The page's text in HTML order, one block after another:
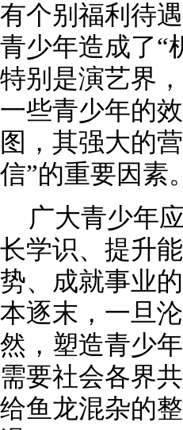
有个别福利待
青少年造成了“
特别是演艺界
一些青少年的
图，其强大的
信”的重要因素。
广大青少年
长学识、提升
势、成就事业
本逐末，一旦
然，塑造青少
需要社会各界
给鱼龙混杂的